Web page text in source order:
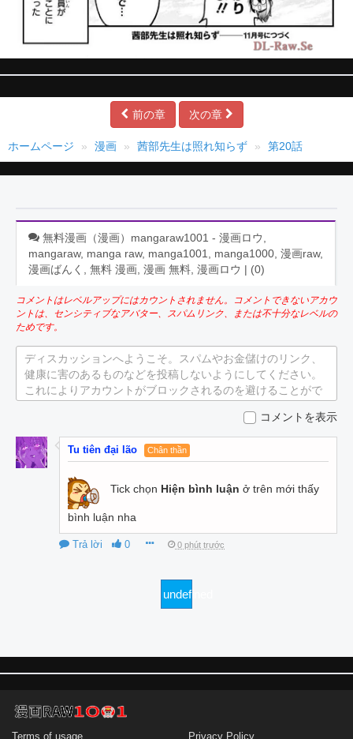
前の章 次の章
ホームページ 漫画 茜部先生は照れ知らず 第20話
無料漫画（漫画）mangaraw1001 - 漫画ロウ,
mangaraw, manga raw, manga1001, manga1000, 漫画raw,
漫画ばんく, 無料 漫画, 漫画 無料, 漫画ロウ | (0)
コメントはレベルアップにはカウントされません。コメントできないアカウ
ントは、センシティブなアバター、スパムリンク、または不十分なレベルの
ためです。
ディスカッションへようこそ。スパムやお金儲けのリンク、
健康に害のあるものなどを投稿しないようにしてください。
これによりアカウントがブロックされるのを避けることがで
コメントを表示
Tu tiên đại lão Chân thần
Tick chọn Hiện bình luận ở trên mới thấy
bình luận nha
Trả lời 0 0 phút trước
undefined
Terms of usage Privacy Policy